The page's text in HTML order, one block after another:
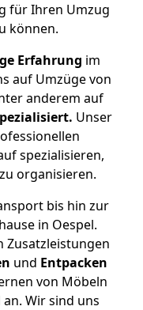
für Ihren Umzug
können.
Erfahrung im
auf Umzüge von
anderem auf
Unser
spezialisieren,
organisieren.
bis hin zur
in Oespel.
Zusatzleistungen
und Entpacken
von Möbeln
Wir sind uns